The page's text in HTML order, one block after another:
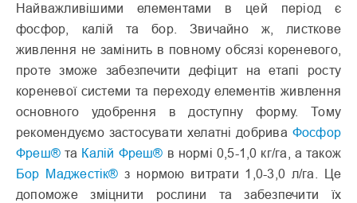
Найважливішими елементами в цей період є
фосфор, калій та бор. Звичайно ж, листкове
живлення не замінить в повному обсязі кореневого,
проте зможе забезпечити дефіцит на етапі росту
кореневої системи та переходу елементів живлення
основного удобрення в доступну форму. Тому
рекомендуємо застосувати хелатні добрива Фосфор
Фреш® та Калій Фреш® в нормі 0,5-1,0 кг/га, а також
Бор Маджестік® з нормою витрати 1,0-3,0 л/га. Це
допоможе зміцнити рослини та забезпечити їх